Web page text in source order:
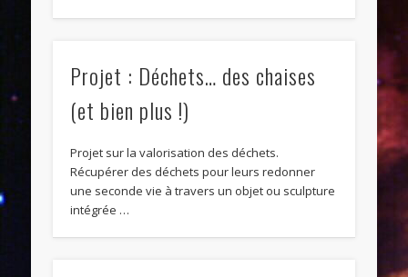
Projet : Déchets… des chaises
(et bien plus !)
Projet sur la valorisation des déchets.
Récupérer des déchets pour leurs redonner
une seconde vie à travers un objet ou sculpture
intégrée …